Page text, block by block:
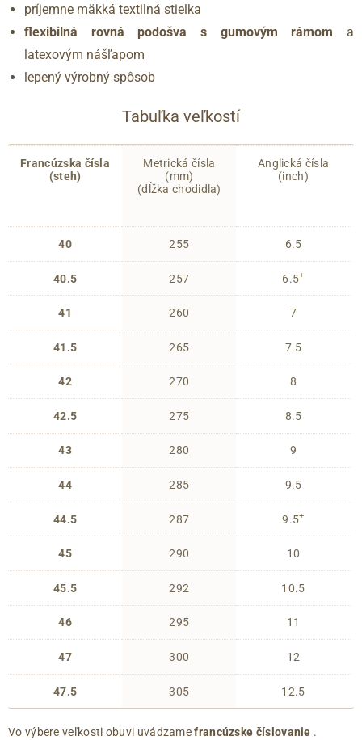
príjemne mäkká textilná stielka
flexibilná rovná podošva s gumovým rámom a
latexovým nášľapom
lepený výrobný spôsob
Tabuľka veľkostí
Francúzska čísla
(steh)
40
40.5
41
41.5
42
42.5
43
44
44.5
45
45.5
46
47
47.5
Metrická čísla
(mm)
(dĺžka chodidla)
255
257
260
265
270
275
280
285
287
290
292
295
300
305
Anglická čísla
(inch)
6.5
6.5+
7
7.5
8
8.5
9
9.5
9.5+
10
10.5
11
12
12.5
Vo výbere veľkosti obuvi uvádzamefrancúzske číslovanie .